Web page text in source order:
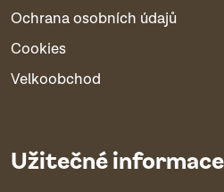
Ochrana osobních údajů
Cookies
Velkoobchod
Užitečné informace